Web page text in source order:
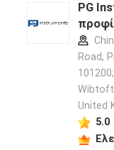
PG
Road,
United
5.0